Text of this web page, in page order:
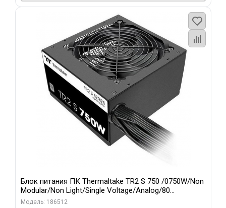
Блок питания ПК Thermaltake TR2 S 750 /0750W/Non
Modular/Non Light/Single Voltage/Analog/80
Plus/EU/Non JP CAP/All Flat Cables
Модель: 186512